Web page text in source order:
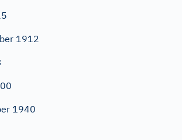
1912
1940